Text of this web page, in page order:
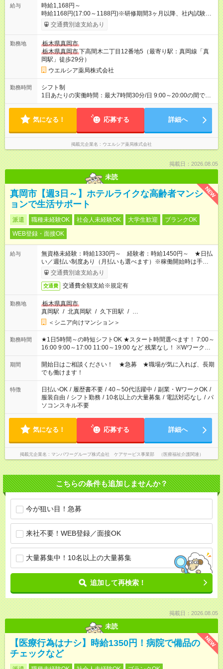
給与
時給1,168円～
時給1168円(17:00～1188円)※研修期間3ヶ月以降、社内試験に
よる更新判定あり 社内試験合格後、時給＋50～100円の昇給あ
り （大学生は＋20円） 試用期間あり：入社日から3ヶ月間／本
間の長さ：3ヶ月 雇用形態、給与は本採用時と同じです。
交通費別途支給あり
勤務地
栃木県真岡市
栃木県真岡市下高間木二丁目12番地5（最寄り駅：真岡線「真
岡駅」徒歩29分）
ウエルシア薬局株式会社
勤務時間
シフト制
1日あたりの実働時間：最大7時間30分/日 9:00～20:00の間で1
日7.5時間の勤務 ☆週4～5日の勤務 ※勤務曜日応相談 ☆未経
気になる！ 応募する 詳細へ
掲載元企業名 ウエルシア薬局株式会社
掲載日：2026.08.05
未読
NEW
真岡市【週3日～】ホテルライクな高齢者マンシ
ョンで生活サポート
派遣 職種未経験OK 社会人未経験OK 大学生歓迎
ブランクOK
WEB登録・面接OK
給与
無資格未経験：時給1330円～ 経験者：時給1450円～ ★日払
い／週払い制度あり（月払いも選べます）※稼働開始時は手続き
完了次第のお支払いとなります。
交通費別途支給あり
交通費 交通費全額支給※規定有
勤務地
栃木県真岡市
真岡駅 / 北真岡駅 / 久下田駅 / …
＜シニア向けマンション＞
勤務時間
★1日5時間～の時短シフトOK ★スタート時間選べます！ 7:00～
16:00 9:00～17:00 11:00～19:00 など 残業なし！ ※Wワークの
場合、他のお仕事と合わせ週40時間超の就業はご案内できませ
ん ※法令に基づき、週20時間以上勤務は社会保険への加入対象
となります ※労働者派遣法（日雇い派遣の原則禁止）により、
短時間・短期間の就業はご案内が難しい場合があります
期間
開始日はご相談ください！ ★急募 ★職場が気に入れば、長期
でも働けます！
特徴 日払いOK / 履歴書不要 / 40～50代活躍中 / 副業・WワークOK /
服装自由 / シフト勤務 / 10名以上の大量募集 / 電話対応なし / パ
ソコンスキル不要
気になる！ 応募する 詳細へ
掲載元企業名 マンパワーグループ株式会社 ケアサービス事業部 （医療福祉介護関連）
こちらの条件も追加しませんか？
今が狙い目！急募
来社不要！WEB登録／面接OK
大量募集中！10名以上の大量募集
追加して再検索！
掲載日：2026.08.05
未読
NEW
【医療行為はナシ】時給1350円！病院で備品の
チェックなど